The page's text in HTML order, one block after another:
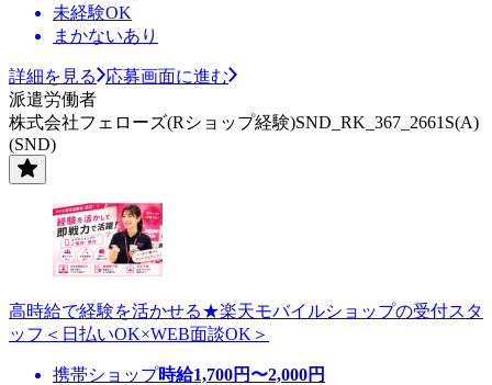
未経験OK
まかないあり
詳細を見る
応募画面に進む
派遣労働者
株式会社フェローズ(Rショップ経験)SND_RK_367_2661S(A)
(SND)
高時給で経験を活かせる★楽天モバイルショップの受付スタ
ッフ＜日払いOK×WEB面談OK＞
携帯ショップ時給1,700円〜2,000円